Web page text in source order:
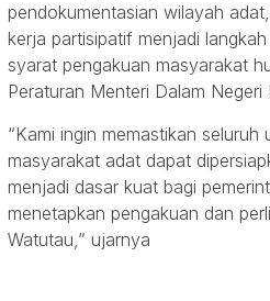
pendokumentasian wilayah
kerja partisipatif menjadi
syarat pengakuan masyarakat
Peraturan Menteri Dalam
“Kami ingin memastikan seluruh
masyarakat adat dapat
menjadi dasar kuat bagi
menetapkan pengakuan dan
Watutau,” ujarnya